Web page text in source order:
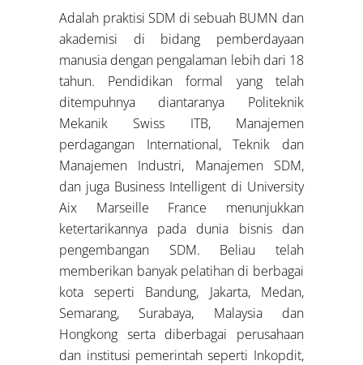
Adalah praktisi SDM di sebuah BUMN dan
akademisi di bidang pemberdayaan
manusia dengan pengalaman lebih dari 18
tahun. Pendidikan formal yang telah
ditempuhnya diantaranya Politeknik
Mekanik Swiss ITB, Manajemen
perdagangan International, Teknik dan
Manajemen Industri, Manajemen SDM,
dan juga Business Intelligent di University
Aix Marseille France menunjukkan
ketertarikannya pada dunia bisnis dan
pengembangan SDM. Beliau telah
memberikan banyak pelatihan di berbagai
kota seperti Bandung, Jakarta, Medan,
Semarang, Surabaya, Malaysia dan
Hongkong serta diberbagai perusahaan
dan institusi pemerintah seperti Inkopdit,